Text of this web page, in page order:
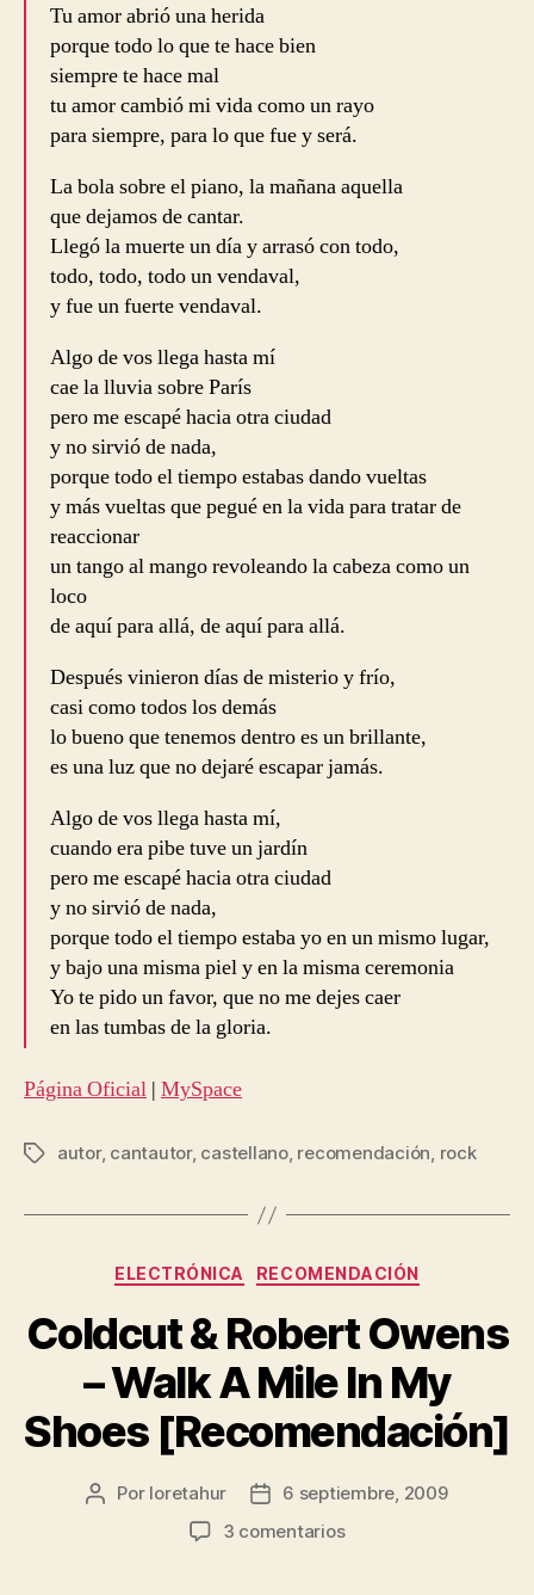
Tu amor abrió una herida
porque todo lo que te hace bien
siempre te hace mal
tu amor cambió mi vida como un rayo
para siempre, para lo que fue y será.
La bola sobre el piano, la mañana aquella
que dejamos de cantar.
Llegó la muerte un día y arrasó con todo,
todo, todo, todo un vendaval,
y fue un fuerte vendaval.
Algo de vos llega hasta mí
cae la lluvia sobre París
pero me escapé hacia otra ciudad
y no sirvió de nada,
porque todo el tiempo estabas dando vueltas
y más vueltas que pegué en la vida para tratar de
reaccionar
un tango al mango revoleando la cabeza como un
loco
de aquí para allá, de aquí para allá.
Después vinieron días de misterio y frío,
casi como todos los demás
lo bueno que tenemos dentro es un brillante,
es una luz que no dejaré escapar jamás.
Algo de vos llega hasta mí,
cuando era pibe tuve un jardín
pero me escapé hacia otra ciudad
y no sirvió de nada,
porque todo el tiempo estaba yo en un mismo lugar,
y bajo una misma piel y en la misma ceremonia
Yo te pido un favor, que no me dejes caer
en las tumbas de la gloria.
Página Oficial | MySpace
Etiquetas
autor, cantautor, castellano, recomendación, rock
Categorías
ELECTRÓNICA RECOMENDACIÓN
Coldcut & Robert Owens
– Walk A Mile In My
Shoes [Recomendación]
Autor
Por loretahur
Fecha6 septiembre, 2009
3 comentariosen